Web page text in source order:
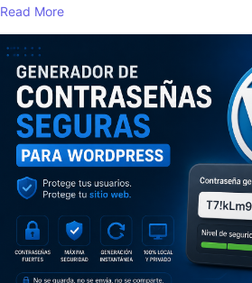
Read More